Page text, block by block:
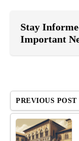
Stay
Important
PREVIOUS POST